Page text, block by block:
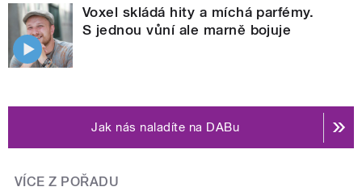
Voxel skládá hity a míchá parfémy.
S jednou vůní ale marně bojuje
Jak nás naladíte na DABu
VÍCE Z POŘADU